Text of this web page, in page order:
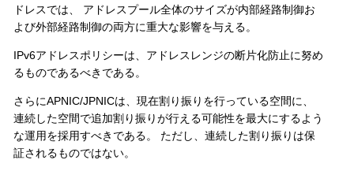
ドレスでは、 アドレスプール全体のサイズが内部経路制御お
よび外部経路制御の両方に重大な影響を与える。
IPv6アドレスポリシーは、アドレスレンジの断片化防止に努め
るものであるべきである。
さらにAPNIC/JPNICは、現在割り振りを行っている空間に、
連続した空間で追加割り振りが行える可能性を最大にするよう
な運用を採用すべきである。 ただし、連続した割り振りは保
証されるものではない。